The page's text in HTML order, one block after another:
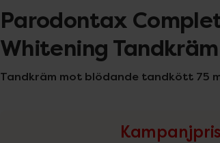
Parodontax
Whitening Tandkräm
Tandkräm mot blödande tandkött 75
Kampanjpris